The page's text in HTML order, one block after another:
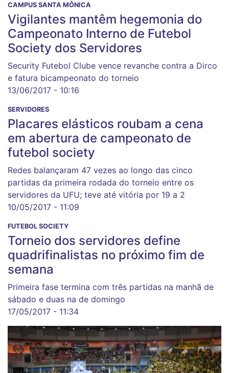
CAMPUS SANTA MÔNICA
Vigilantes mantêm hegemonia do
Campeonato Interno de Futebol
Society dos Servidores
Security Futebol Clube vence revanche contra a Dirco
e fatura bicampeonato do torneio
13/06/2017 - 10:16
SERVIDORES
Placares elásticos roubam a cena
em abertura de campeonato de
futebol society
Redes balançaram 47 vezes ao longo das cinco
partidas da primeira rodada do torneio entre os
servidores da UFU; teve até vitória por 19 a 2
10/05/2017 - 11:09
FUTEBOL SOCIETY
Torneio dos servidores define
quadrifinalistas no próximo fim de
semana
Primeira fase termina com três partidas na manhã de
sábado e duas na de domingo
17/05/2017 - 11:34